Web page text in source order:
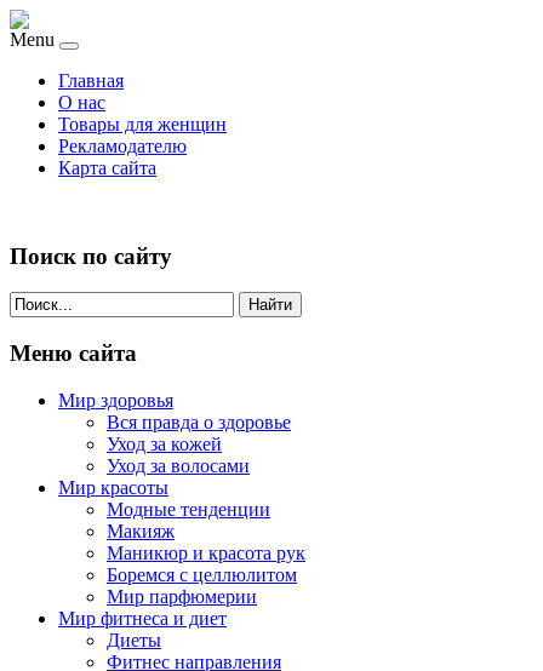
Menu
Главная
О нас
Товары для женщин
Рекламодателю
Карта сайта
Поиск по сайту
Найти
Меню сайта
Мир здоровья
Вся правда о здоровье
Уход за кожей
Уход за волосами
Мир красоты
Модные тенденции
Макияж
Маникюр и красота рук
Боремся с целлюлитом
Мир парфюмерии
Мир фитнеса и диет
Диеты
Фитнес направления